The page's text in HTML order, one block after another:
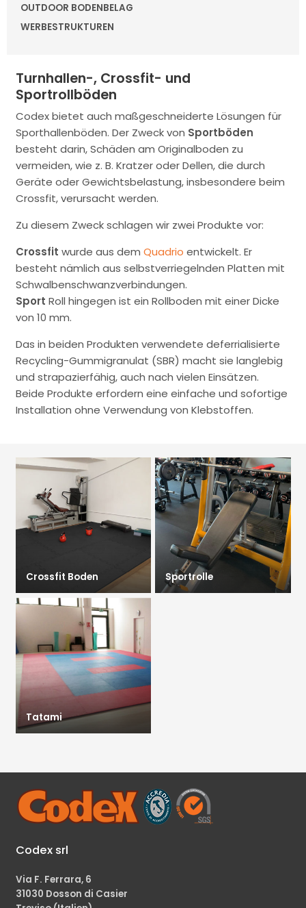
OUTDOOR BODENBELAG
WERBESTRUKTUREN
Turnhallen-, Crossfit- und
Sportrollböden
Codex bietet auch maßgeschneiderte Lösungen für
Sporthallenböden. Der Zweck von Sportböden
besteht darin, Schäden am Originalboden zu
vermeiden, wie z. B. Kratzer oder Dellen, die durch
Geräte oder Gewichtsbelastung, insbesondere beim
Crossfit, verursacht werden.
Zu diesem Zweck schlagen wir zwei Produkte vor:
Crossfit wurde aus dem Quadrio entwickelt. Er
besteht nämlich aus selbstverriegelnden Platten mit
Schwalbenschwanzverbindungen.
Sport Roll hingegen ist ein Rollboden mit einer Dicke
von 10 mm.
Das in beiden Produkten verwendete deferrialisierte
Recycling-Gummigranulat (SBR) macht sie langlebig
und strapazierfähig, auch nach vielen Einsätzen.
Beide Produkte erfordern eine einfache und sofortige
Installation ohne Verwendung von Klebstoffen.
Crossfit Boden Sportrolle
Tatami
Codex srl
Via F. Ferrara, 6
31030 Dosson di Casier